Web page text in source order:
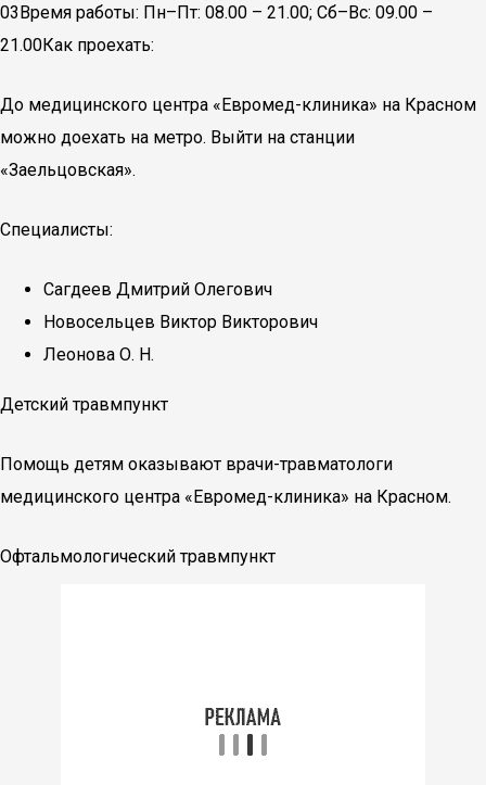
03Время работы: Пн–Пт: 08.00 – 21.00; Сб–Вс: 09.00 –
21.00Как проехать:
До медицинского центра «Евромед-клиника» на Красном
можно доехать на метро. Выйти на станции
«Заельцовская».
Специалисты:
Сагдеев Дмитрий Олегович
Новосельцев Виктор Викторович
Леонова О. Н.
Детский травмпункт
Помощь детям оказывают врачи-травматологи
медицинского центра «Евромед-клиника» на Красном.
Офтальмологический травмпункт